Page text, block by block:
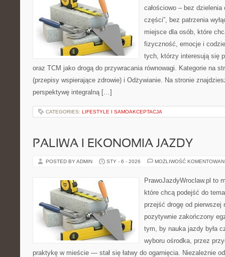
całościowo – bez dzielenia
części”, bez patrzenia
miejsce dla osób, które
fizyczność, emocje i
tych, którzy interesują się
oraz TCM jako drogą do przywracania równowagi. Kategorie na
(przepisy wspierające zdrowie) i Odżywianie. Na stronie
perspektywę integralną […]
CATEGORIES: LIFESTYLE I SAMOAKCEPTACJA
PALIWA I EKONOMIA JAZDY
POSTED BY ADMIN STY - 6 - 2026 MOŻLIWOŚĆ
PrawoJazdyWroclaw.pl to
które chcą podejść do
przejść drogę od pierwszej
pozytywnie zakończony
tym, by nauka jazdy była
wyboru ośrodka, przez
praktykę w mieście — stał się łatwy do ogarnięcia. Niezależnie